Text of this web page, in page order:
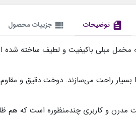
description توضیحات view_list جزییات محصول
مخمل مبلی باکیفیت و لطیف
راحت می‌سازند. دوخت دقیق و
مدرن و کاربری چندمنظوره است که